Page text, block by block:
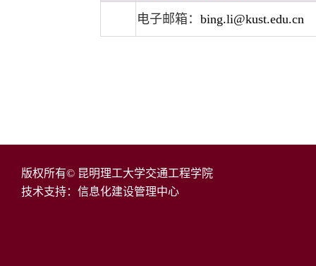
电子邮箱： bing.li@kust.edu.cn
版权所有© 昆明理工大学交通工程学院
技术支持：信息化建设管理中心